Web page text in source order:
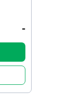
-